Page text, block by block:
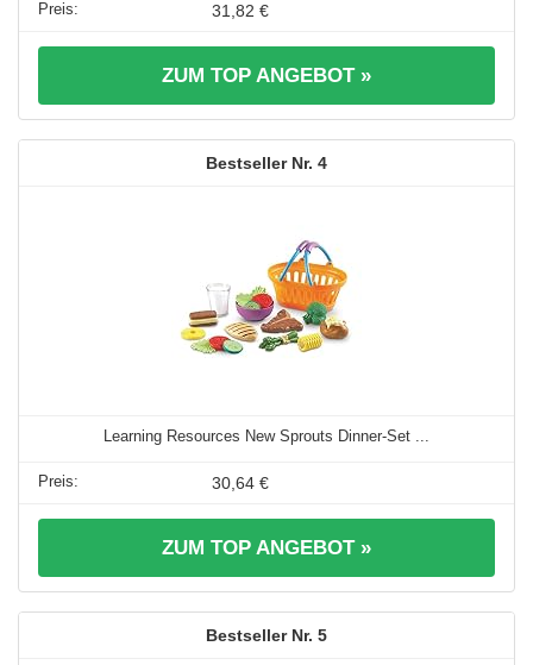
31,82 €
ZUM TOP ANGEBOT »
4
Learning Resources New Sprouts Dinner-Set ...
30,64 €
ZUM TOP ANGEBOT »
5